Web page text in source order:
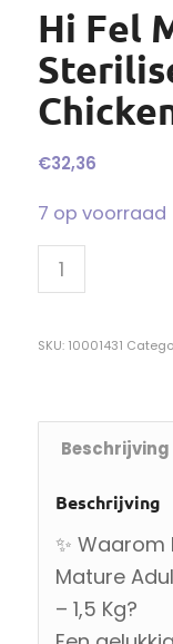
Hi Fel
€32,36
7 op voorraad
SKU: 10001431
Beschrijving
Beschrijving
✨ Waarom
Mature
– 1,5 Kg?